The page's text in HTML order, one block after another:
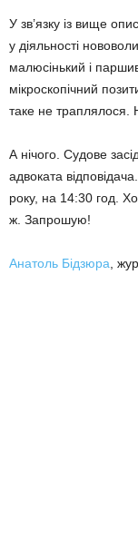
У зв’язку із вище
у діяльності
малюсінький і
мікроскопічний
таке не траплялося.
А нічого. Судове
адвоката
року, на 14:30 год.
ж. Запрошую!
Анатоль Бідзюра ,